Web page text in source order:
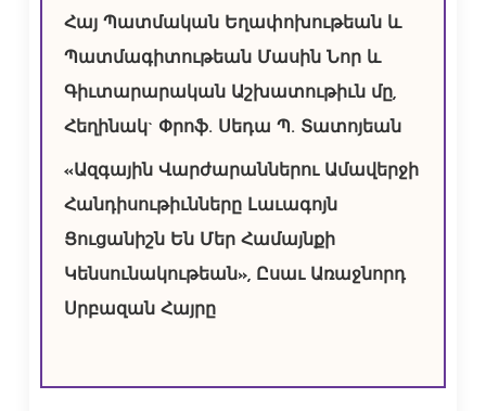
Հայ Պատմական Եղափոխութեան և
Պատմագիտութեան Մասին Նոր և
Գիւտարարական Աշխատութիւն մը,
Հեղինակ` Փրոֆ. Սեդա Պ. Տատոյեան
«Ազգային Վարժարաններու Ամավերջի
Հանդիսութիւնները Լաւագոյն
Ցուցանիշն Են Մեր Համայնքի
Կենսունակութեան», Ըսաւ Առաջնորդ
Սրբազան Հայրը